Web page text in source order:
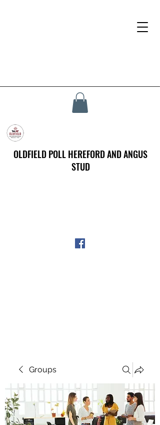
OLDFIELD POLL HEREFORD AND ANGUS
STUD
Groups